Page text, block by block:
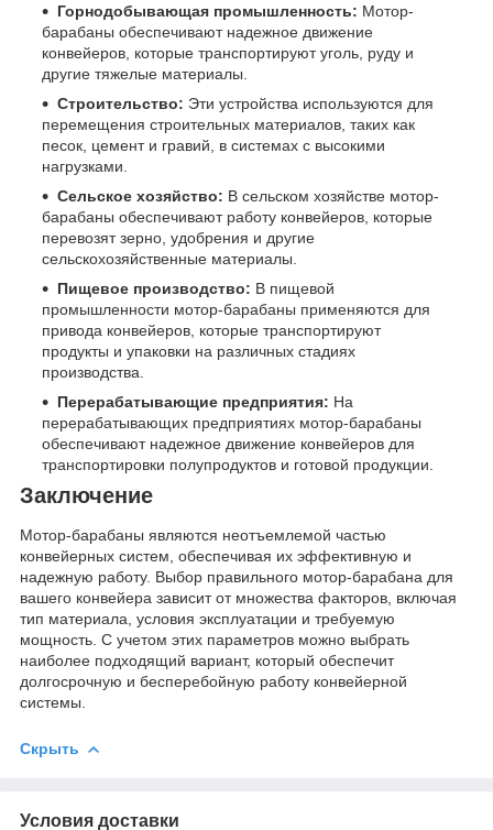
Горнодобывающая промышленность: Мотор-
барабаны обеспечивают надежное движение
конвейеров, которые транспортируют уголь, руду и
другие тяжелые материалы.
Строительство: Эти устройства используются для
перемещения строительных материалов, таких как
песок, цемент и гравий, в системах с высокими
нагрузками.
Сельское хозяйство: В сельском хозяйстве мотор-
барабаны обеспечивают работу конвейеров, которые
перевозят зерно, удобрения и другие
сельскохозяйственные материалы.
Пищевое производство: В пищевой
промышленности мотор-барабаны применяются для
привода конвейеров, которые транспортируют
продукты и упаковки на различных стадиях
производства.
Перерабатывающие предприятия: На
перерабатывающих предприятиях мотор-барабаны
обеспечивают надежное движение конвейеров для
транспортировки полупродуктов и готовой продукции.
Заключение
Мотор-барабаны являются неотъемлемой частью
конвейерных систем, обеспечивая их эффективную и
надежную работу. Выбор правильного мотор-барабана для
вашего конвейера зависит от множества факторов, включая
тип материала, условия эксплуатации и требуемую
мощность. С учетом этих параметров можно выбрать
наиболее подходящий вариант, который обеспечит
долгосрочную и бесперебойную работу конвейерной
системы.
Скрыть
Условия доставки